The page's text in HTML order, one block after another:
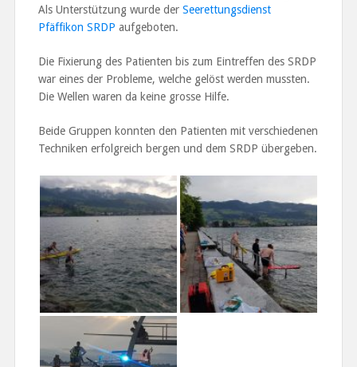
Als Unterstützung wurde der Seerettungsdienst
Pfäffikon SRDP aufgeboten.
Die Fixierung des Patienten bis zum Eintreffen des SRDP
war eines der Probleme, welche gelöst werden mussten.
Die Wellen waren da keine grosse Hilfe.
Beide Gruppen konnten den Patienten mit verschiedenen
Techniken erfolgreich bergen und dem SRDP übergeben.